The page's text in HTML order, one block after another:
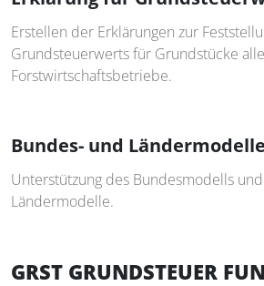
Erstellen der Erklärungen zur
Grundsteuerwerts für Grundstücke
Forstwirtschaftsbetriebe.
Bundes- und Ländermodelle
Unterstützung des Bundesmodells
Ländermodelle.
GRST GRUNDSTEUER